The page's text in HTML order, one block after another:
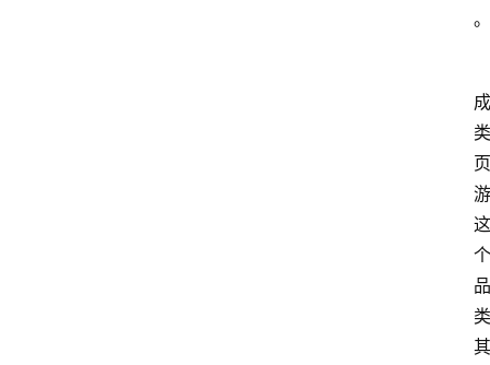
。
成
类
页
游
这
个
品
类
其